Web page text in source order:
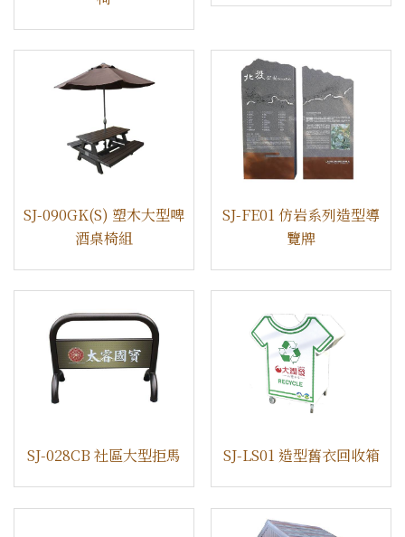
SJ-090GK(S) 塑木大型啤
酒桌椅組
SJ-FE01 仿岩系列造型導
覽牌
SJ-028CB 社區大型拒馬 SJ-LS01 造型舊衣回收箱